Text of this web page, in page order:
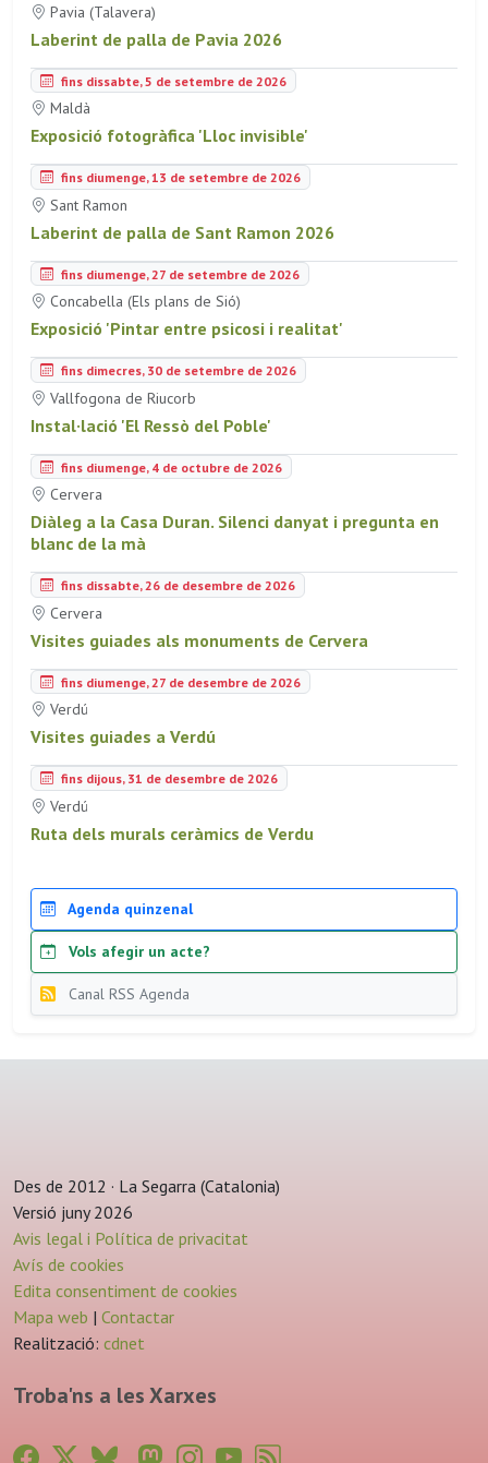
Pavia (Talavera)
Laberint de palla de Pavia 2026
fins dissabte, 5 de setembre de 2026
Maldà
Exposició fotogràfica 'Lloc invisible'
fins diumenge, 13 de setembre de 2026
Sant Ramon
Laberint de palla de Sant Ramon 2026
fins diumenge, 27 de setembre de 2026
Concabella (Els plans de Sió)
Exposició 'Pintar entre psicosi i realitat'
fins dimecres, 30 de setembre de 2026
Vallfogona de Riucorb
Instal·lació 'El Ressò del Poble'
fins diumenge, 4 de octubre de 2026
Cervera
Diàleg a la Casa Duran. Silenci danyat i pregunta en
blanc de la mà
fins dissabte, 26 de desembre de 2026
Cervera
Visites guiades als monuments de Cervera
fins diumenge, 27 de desembre de 2026
Verdú
Visites guiades a Verdú
fins dijous, 31 de desembre de 2026
Verdú
Ruta dels murals ceràmics de Verdu
Agenda quinzenal
Vols afegir un acte?
Canal RSS Agenda
Des de 2012 · La Segarra (Catalonia)
Versió juny 2026
Avis legal i Política de privacitat
Avís de cookies
Edita consentiment de cookies
Mapa web | Contactar
Realització: cdnet
Troba'ns a les Xarxes